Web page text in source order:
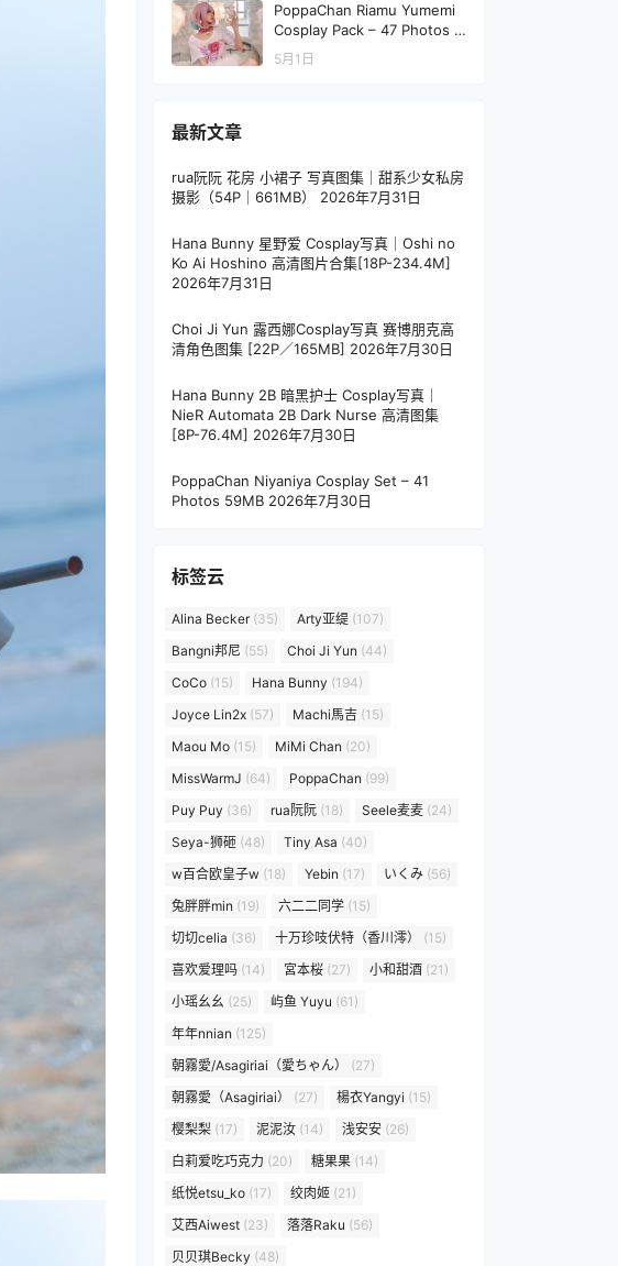
PoppaChan Riamu Yumemi
Cosplay Pack – 47 Photos 8
Videos 603MB
5月1日
最新文章
rua阮阮 花房 小裙子 写真图集｜甜系少女私房
摄影（54P｜661MB）
2026年7月31日
Hana Bunny 星野爱 Cosplay写真｜Oshi no
Ko Ai Hoshino 高清图片合集[18P-234.4M]
2026年7月31日
Choi Ji Yun 露西娜Cosplay写真 赛博朋克高
清角色图集 [22P／165MB] 2026年7月30日
Hana Bunny 2B 暗黑护士 Cosplay写真｜
NieR Automata 2B Dark Nurse 高清图集
[8P-76.4M] 2026年7月30日
PoppaChan Niyaniya Cosplay Set – 41
Photos 59MB 2026年7月30日
标签云
Alina Becker(35) Arty亚缇 (107)
Bangni邦尼 (55) Choi Ji Yun (44)
CoCo (15) Hana Bunny (194)
Joyce Lin2x (57) Machi馬吉 (15)
Maou Mo (15) MiMi Chan (20)
MissWarmJ (64) PoppaChan (99)
Puy Puy (36) rua阮阮 (18) Seele麦麦 (24)
Seya-狮砸 (48) Tiny Asa (40)
w百合欧皇子w (18) Yebin (17) いくみ (56)
兔胖胖min (19) 六二二同学 (15)
切切celia (36) 十万珍吱伏特（香川澪）
(15)
喜欢爱理吗 (14) 宮本桜 (27) 小和甜酒 (21)
小瑶幺幺 (25) 屿鱼 Yuyu (61)
年年nnian (125)
朝霧愛/Asagiriai（愛ちゃん）
(27)
朝霧愛（Asagiriai）
(27) 楊衣Yangyi (15)
樱梨梨 (17) 泥泥汝 (14) 浅安安 (26)
白莉爱吃巧克力 (20) 糖果果 (14)
纸悦etsu_ko (17) 绞肉姬 (21)
艾西Aiwest (23) 落落Raku (56)
贝贝琪Becky (48)